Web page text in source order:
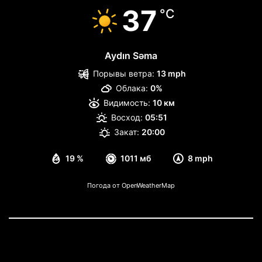
37 °C
Aydın Səma
19 % 1011 мб 8 mph
Порывы ветра: 13 mph
Облака: 0%
Видимость: 10 км
Восход: 05:51
Закат: 20:00
Погода от OpenWeatherMap